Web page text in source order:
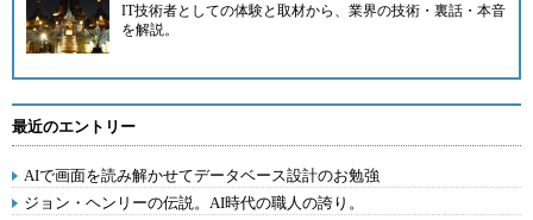
IT技術者としての体験と取材から、業界の技術・裏話・本音
を解説。
最近のエントリー
AIで画面を読み解かせてデータベース設計のお勉強
ジョン・ヘンリーの伝説。AI時代の職人の誇り。